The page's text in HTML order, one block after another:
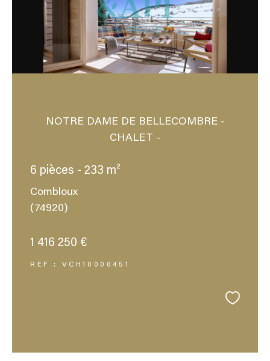
NOTRE DAME DE BELLECOMBRE -
CHALET -
6 pièces - 233 m²
Combloux
(74920)
1 416 250 €
REF : VCH10000451